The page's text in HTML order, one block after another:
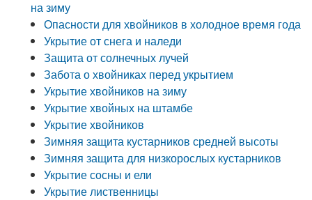
на зиму
Опасности для хвойников в холодное время года
Укрытие от снега и наледи
Защита от солнечных лучей
Забота о хвойниках перед укрытием
Укрытие хвойников на зиму
Укрытие хвойных на штамбе
Укрытие хвойников
Зимняя защита кустарников средней высоты
Зимняя защита для низкорослых кустарников
Укрытие сосны и ели
Укрытие лиственницы